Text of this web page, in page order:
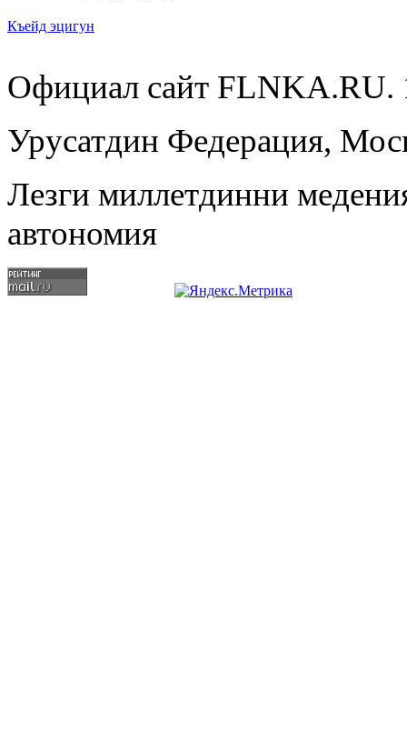
Къейд эцигун
Официал сайт FLNKA.RU.
Урусатдин Федерация,
Лезги миллетдинни
автономия